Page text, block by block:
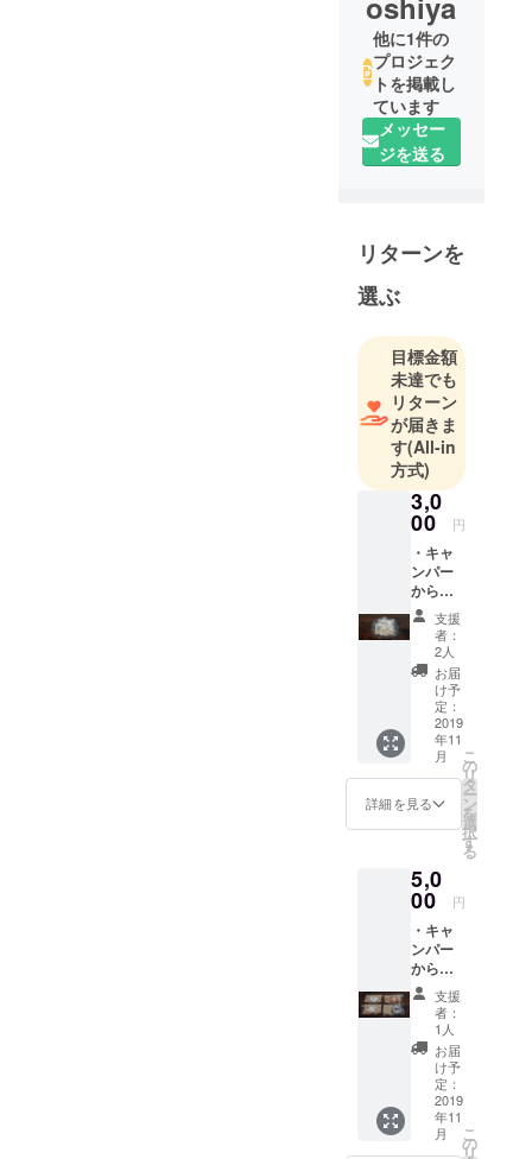
他に1件の
プロジェク
トを掲載し
ています
メッセー
ジを送る
リターンを
選ぶ
目標金額
未達でも
リターン
が届きま
す(All-in
方式)
3,0
00 円
・キャ
ンパー
からの
お礼の
手紙 ・
取り組
みの様
子がわ
かる写
真 ・地
元の方
が作っ
たブ
ローチ
（１
点）
ローチ
の図柄
の選定
はお任
せくだ
さい
支援
者：
2人
お届
け予
定：
2019
年11
月
詳細を見る
こ
の
リ
タ
ー
ン
を
選
択
す
る
5,0
00 円
・キャ
ンパー
からの
お礼の
手紙 ・
取り組
みの様
子がわ
かる写
元の方
が作っ
支援
者：
1人
お届
け予
定：
2019
年11
月
こ
の
リ